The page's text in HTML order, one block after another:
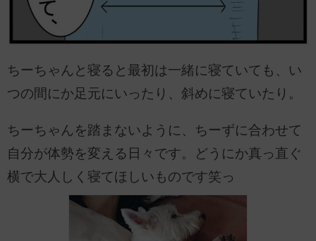
ちーちゃんと寝ると最初は一緒に寝ていても、い
つの間にか足元にいったり、斜めに寝ていたり。
ちーちゃんを踏まないように、ちーずに合わせて
自分が体勢を変える日々です。どうにか真っ直ぐ
横で大人しく寝てほしいものです笑っ